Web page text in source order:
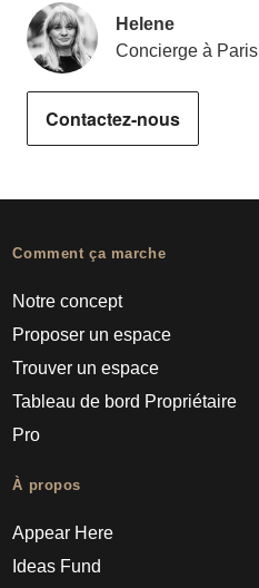
Helene
Concierge à Paris
Contactez-nous
Comment ça marche
Notre concept
Proposer un espace
Trouver un espace
Tableau de bord Propriétaire
Pro
À propos
Appear Here
Ideas Fund